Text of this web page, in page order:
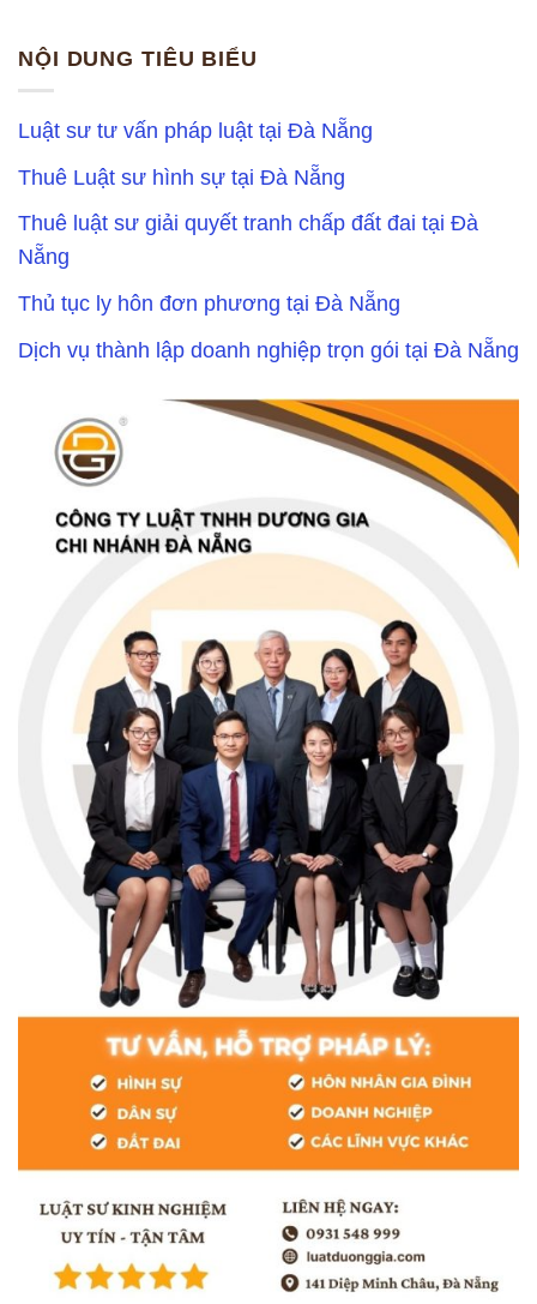
NỘI DUNG TIÊU BIỂU
Luật sư tư vấn pháp luật tại Đà Nẵng
Thuê Luật sư hình sự tại Đà Nẵng
Thuê luật sư giải quyết tranh chấp đất đai tại Đà
Nẵng
Thủ tục ly hôn đơn phương tại Đà Nẵng
Dịch vụ thành lập doanh nghiệp trọn gói tại Đà Nẵng